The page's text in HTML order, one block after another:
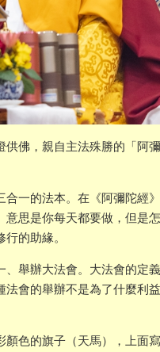
佛，親自主法殊勝的「阿
一的法本。在《阿彌陀經
思是你每天都要做，但是
的助緣。
舉辦大法會。大法會的定
會的舉辦不是為了什麼利
色的旗子（天馬），上面